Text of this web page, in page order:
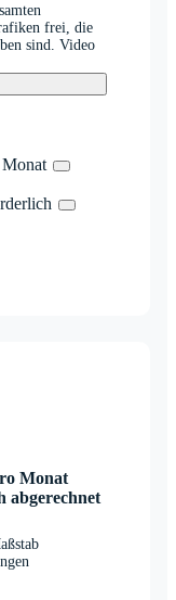
frei, die
sind. Video
Monat
abgerechnet